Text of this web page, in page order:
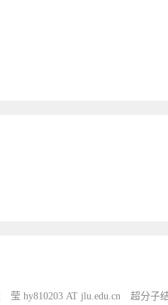
莹 hy810203 AT jlu.edu.cn 超